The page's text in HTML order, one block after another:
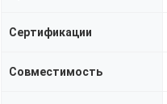
Сертификации
Совместимость